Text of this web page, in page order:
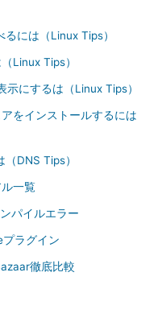
には（Linux Tips）
Linux Tips）
にするは（Linux Tips）
をインストールするには
DNS Tips）
一覧
パイルエラー
ラグイン
徹底比較